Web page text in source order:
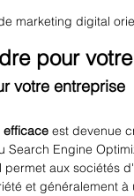
marketing digital
pour
votre entreprise
efficace est devenue
Search Engine
permet aux sociétés
et généralement